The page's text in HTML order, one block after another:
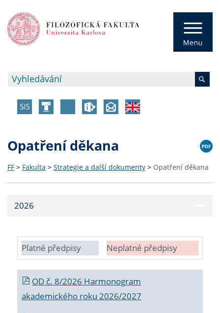
Opatření děkana
FF > Fakulta > Strategie a další dokumenty > Opatření děkana
2026
Platné předpisy Neplatné předpisy
OD č. 8/2026 Harmonogram
akademického roku 2026/2027